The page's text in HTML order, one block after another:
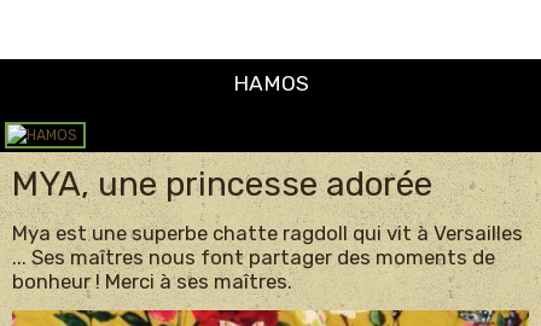
MYA, une princesse adorée
Mya est une superbe chatte ragdoll qui vit à Versailles
... Ses maîtres nous font partager des moments de
bonheur ! Merci à ses maîtres.